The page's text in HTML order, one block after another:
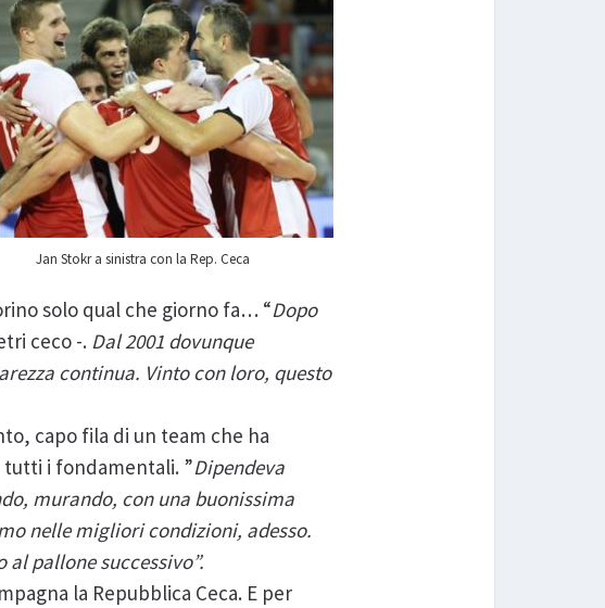
Jan Stokr a sinistra con la Rep. Ceca
solo qual che giorno fa… “Dopo
ceco -. Dal 2001 dovunque
continua. Vinto con loro, questo
capo fila di un team che ha
tutti i fondamentali. ”Dipendeva
murando, con una buonissima
nelle migliori condizioni, adesso.
pallone successivo”.
la Repubblica Ceca. E per